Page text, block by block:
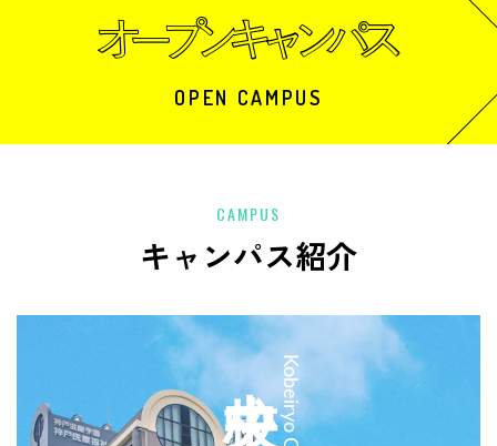
OPEN CAMPUS
CAMPUS
キャンパス紹介
Kobeiryo Chuo